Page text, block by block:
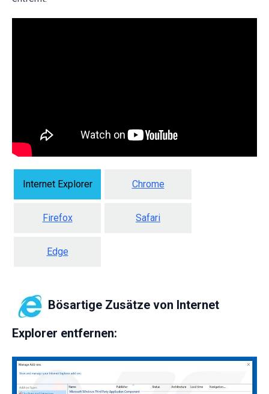
Internet Explorer Chrome
Firefox Safari
Edge
Bösartige Zusätze von Internet
Explorer entfernen: